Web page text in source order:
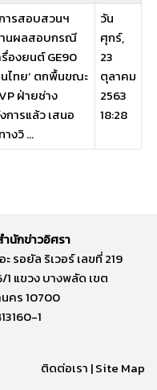
ารสอบสวนฯ
านผลสอบกรณี
องยนต์ GE90
ไทย’ ตกพื้นขณะ
ฝ่ายช่าง
ารแล้ว เสนอ
งวิ ...
วัน
ศุกร์,
23
ตุลาคม
2563
18:28
นักข่าวอิศรา
รอยัล ริเวอร์ เลขที่ 219
แขวง บางพลัด เขต
คร 10700
1
ติดต่อเรา |Site Map